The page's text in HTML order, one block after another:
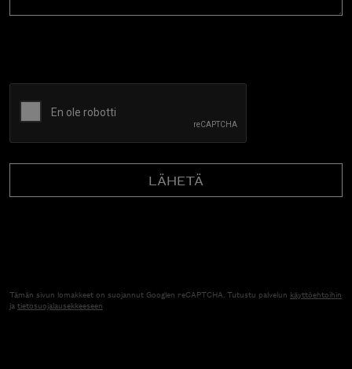
Tämän sivun lomakkeet on suojannut Googlen reCAPTCHA. Tutustu palvelun käyttöehtoihin
jatietosuojalausekkeeseen